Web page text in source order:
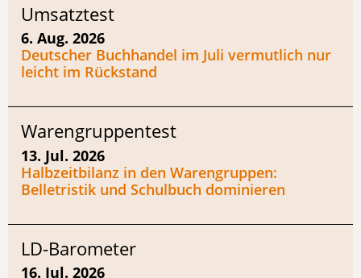
Umsatztest
6. Aug. 2026
Deutscher Buchhandel im Juli vermutlich nur
leicht im Rückstand
Warengruppentest
13. Jul. 2026
Halbzeitbilanz in den Warengruppen:
Belletristik und Schulbuch dominieren
LD-Barometer
16. Jul. 2026